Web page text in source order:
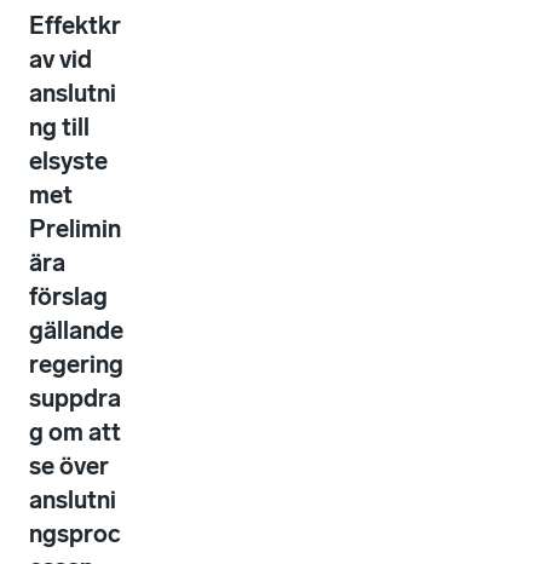
Effektkr
av vid
anslutni
ng till
elsyste
met
Prelimin
ära
förslag
gällande
regering
suppdra
g om att
se över
anslutni
ngsproc